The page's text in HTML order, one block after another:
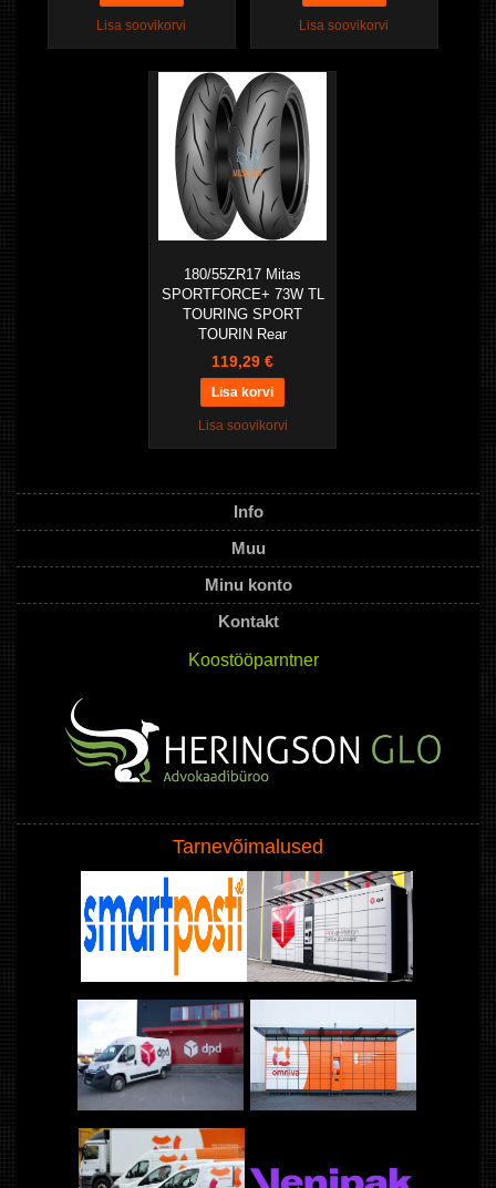
Lisa soovikorvi Lisa soovikorvi
180/55ZR17 Mitas
SPORTFORCE+ 73W TL
TOURING SPORT
TOURIN Rear
119,29 €
Lisa soovikorvi
Info
Muu
Minu konto
Kontakt
Koostööparntner
Tarnevõimalused